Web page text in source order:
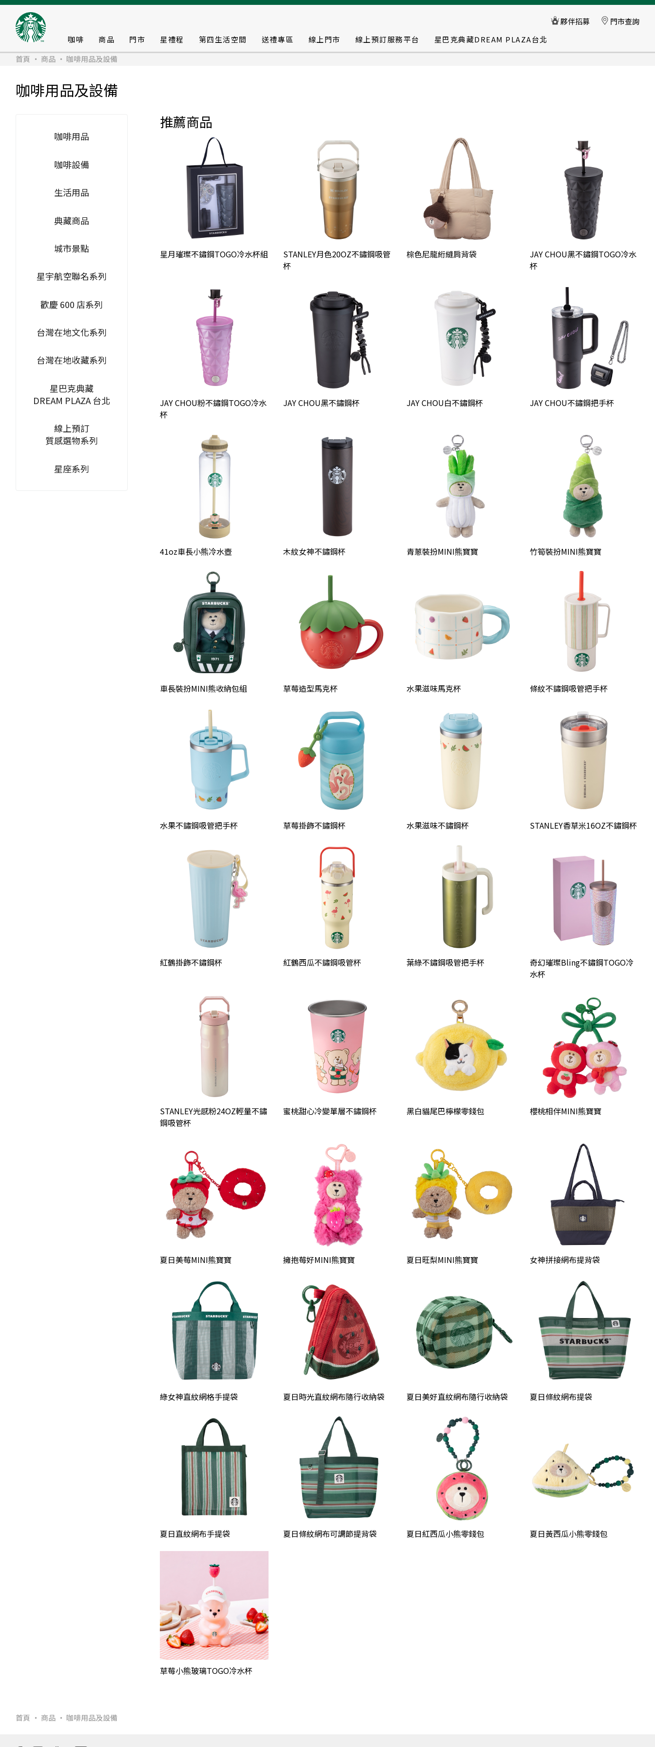
咖啡 商品 門市 星禮程 第四生活空間 送禮專區 線上門市 線上預訂服務平台
星巴克典藏DREAM PLAZA台北
首頁
商品 咖啡用品及設備
咖啡用品及設備
咖啡用品
咖啡設備
生活用品
典藏商品
城市景點
星宇航空聯名系列
歡慶 600 店系列
台灣在地文化系列
台灣在地收藏系列
星巴克典藏
DREAM PLAZA 台北
線上預訂
質感選物系列
星座系列
推薦商品
星月璀璨不鏽鋼TOGO冷水杯組
STANLEY月色20OZ不鏽鋼吸管
杯
棕色尼龍絎縫肩背袋
JAY CHOU黑不鏽鋼TOGO冷水
杯
JAY CHOU粉不鏽鋼TOGO冷水
杯
JAY CHOU黑不鏽鋼杯 JAY CHOU白不鏽鋼杯 JAY CHOU不鏽鋼把手杯
41oz車長小熊冷水壺 木紋女神不鏽鋼杯 青蔥裝扮MINI熊寶寶 竹筍裝扮MINI熊寶寶
車長裝扮MINI熊收納包組 草莓造型馬克杯 水果滋味馬克杯 條紋不鏽鋼吸管把手杯
水果不鏽鋼吸管把手杯 草莓掛飾不鏽鋼杯 水果滋味不鏽鋼杯 STANLEY香草米16OZ不鏽鋼杯
紅鶴掛飾不鏽鋼杯 紅鶴西瓜不鏽鋼吸管杯 葉綠不鏽鋼吸管把手杯
奇幻璀璨Bling不鏽鋼TOGO冷
水杯
STANLEY光感粉24OZ輕量不鏽
鋼吸管杯
蜜桃甜心冷變單層不鏽鋼杯 黑白貓尾巴檸檬零錢包 櫻桃相伴MINI熊寶寶
夏日美莓MINI熊寶寶 擁抱莓好MINI熊寶寶 夏日旺梨MINI熊寶寶 女神拼接網布提背袋
綠女神直紋網格手提袋 夏日時光直紋網布隨行收納袋 夏日美好直紋網布隨行收納袋 夏日條紋網布提袋
夏日直紋網布手提袋 夏日條紋網布可調節提背袋 夏日紅西瓜小熊零錢包 夏日黃西瓜小熊零錢包
草莓小熊玻璃TOGO冷水杯
首頁 商品 咖啡用品及設備